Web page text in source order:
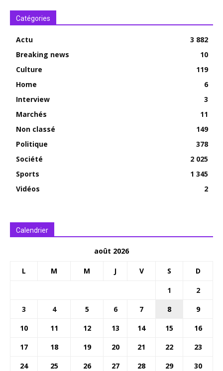
Catégories
Actu
3 882
Breaking news
10
Culture
119
Home
6
Interview
3
Marchés
11
Non classé
149
Politique
378
Société
2 025
Sports
1 345
Vidéos
2
Calendrier
août 2026
L M M J V S D
1
2
3
4 5 6 7 8
9
10
11 12 13 14 15
16
17
18 19 20 21 22
23
24
25 26 27 28 29
30